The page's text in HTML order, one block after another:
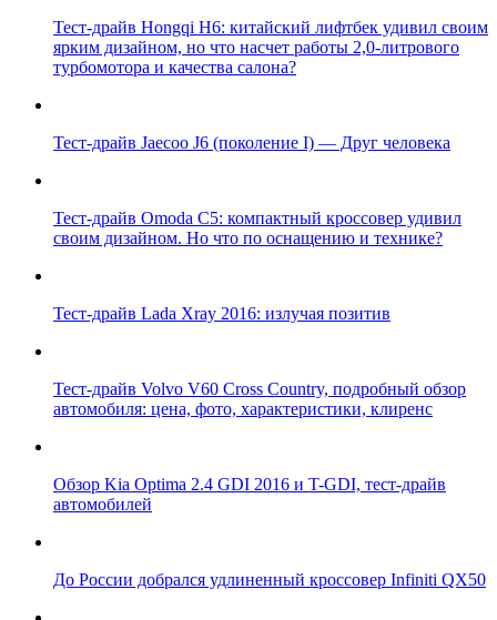
Тест-драйв Hongqi H6: китайский лифтбек удивил своим
ярким дизайном, но что насчет работы 2,0-литрового
турбомотора и качества салона?
Тест-драйв Jaecoo J6 (поколение I) — Друг человека
Тест-драйв Omoda C5: компактный кроссовер удивил
своим дизайном. Но что по оснащению и технике?
Тест-драйв Lada Xray 2016: излучая позитив
Тест-драйв Volvo V60 Cross Country, подробный обзор
автомобиля: цена, фото, характеристики, клиренс
Обзор Kia Optima 2.4 GDI 2016 и T-GDI, тест-драйв
автомобилей
До России добрался удлиненный кроссовер Infiniti QX50